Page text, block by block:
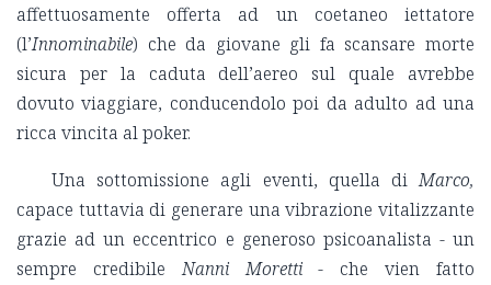
affettuosamente offerta ad un coetaneo iettatore
(l’Innominabile) che da giovane gli fa scansare morte
sicura per la caduta dell’aereo sul quale avrebbe
dovuto viaggiare, conducendolo poi da adulto ad una
ricca vincita al poker.
Una sottomissione agli eventi, quella diMarco,
capace tuttavia di generare una vibrazione vitalizzante
grazie ad un eccentrico e generoso psicoanalista - un
sempre credibileNanni Moretti- che vien fatto